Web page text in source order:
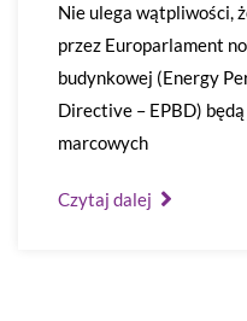
Nie ulega wątpliwości,
przez Europarlament
budynkowej (Energy
Directive – EPBD)
marcowych
Czytaj dalej